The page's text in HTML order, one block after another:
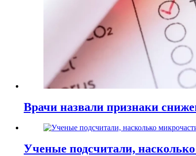
Врачи назвали признаки
Ученые подсчитали,